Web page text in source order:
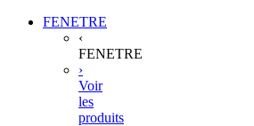
FENETRE
‹
FENETRE
›
Voir
les
produits